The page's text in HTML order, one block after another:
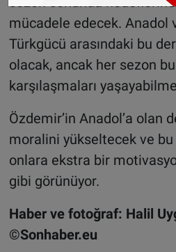
mücadele edecek. Anadol
Türkgücü arasındaki bu
olacak, ancak her sezon
karşılaşmaları
Özdemir’in Anadol’a olan
moralini yükseltecek ve
onlara ekstra bir
gibi görünüyor.
Haber ve fotoğraf: Halil
©Sonhaber.eu